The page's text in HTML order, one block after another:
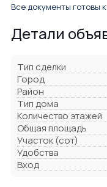
Все документы готовы
Детали
Тип сделки
Город
Район
Тип дома
Количество этажей
Общая площадь
Участок (сот)
Удобства
Вход